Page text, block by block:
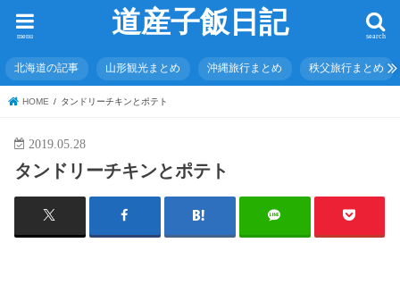
道産子飯日記 search
menu
北海道の記事 山形観光まとめ 沖縄旅行まとめ 秩父旅行まとめ
HOME タンドリーチキンとポテト
2019.05.28
タンドリーチキンとポテト